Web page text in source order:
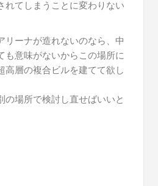
れてしまうことに変わりない
リーナが造れないのなら、中
も意味がないからこの場所に
高層の複合ビルを建てて欲し
の場所で検討し直せばいいと